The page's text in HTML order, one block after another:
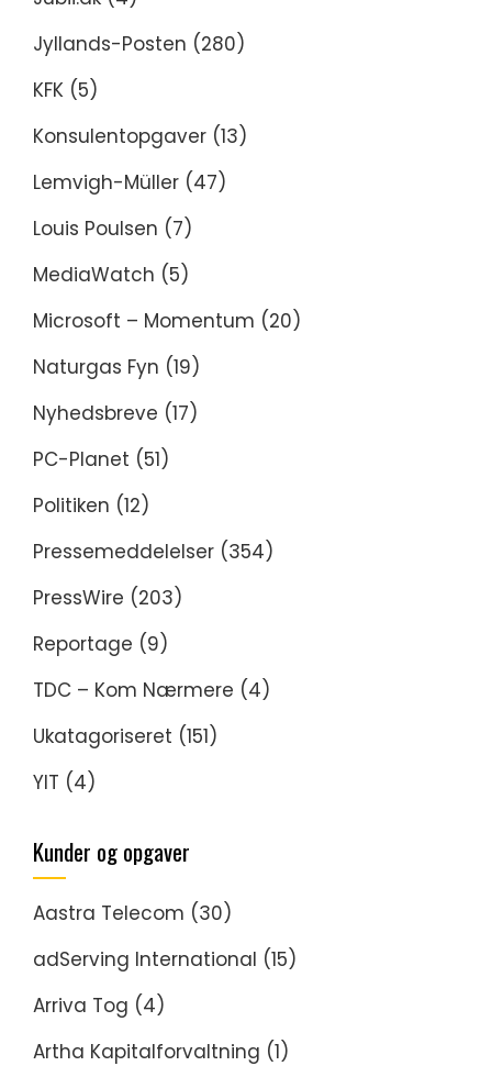
Jyllands-Posten (280)
KFK (5)
Konsulentopgaver (13)
Lemvigh-Müller (47)
Louis Poulsen (7)
MediaWatch (5)
Microsoft – Momentum (20)
Naturgas Fyn (19)
Nyhedsbreve (17)
PC-Planet (51)
Politiken (12)
Pressemeddelelser (354)
PressWire (203)
Reportage (9)
TDC – Kom Nærmere (4)
Ukatagoriseret (151)
YIT (4)
Kunder og opgaver
Aastra Telecom (30)
adServing International (15)
Arriva Tog (4)
Artha Kapitalforvaltning (1)